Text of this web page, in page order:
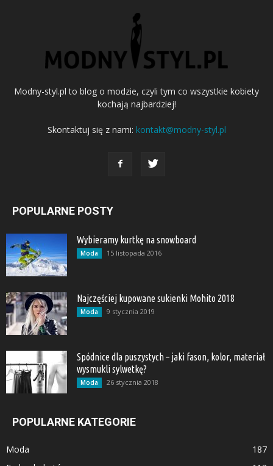
Modny-styl.pl to blog o modzie, czyli tym co wszystkie kobiety
kochają najbardziej!
Skontaktuj się z nami: kontakt@modny-styl.pl
POPULARNE POSTY
Wybieramy kurtkę na snowboard
Moda 15 listopada 2016
Najczęściej kupowane sukienki Mohito 2018
Moda 9 stycznia 2019
Spódnice dla puszystych – jaki fason, kolor, materiał
wysmukli sylwetkę?
Moda 26 stycznia 2018
POPULARNE KATEGORIE
Moda
187